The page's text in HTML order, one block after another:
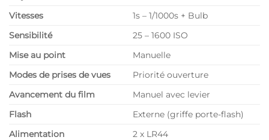
Vitesses
1s – 1/1000s + Bulb
Sensibilité
25 – 1600 ISO
Mise au point
Manuelle
Modes de prises de vues
Priorité ouverture
Avancement du film
Manuel avec levier
Flash
Externe (griffe porte-flash)
Alimentation
2 x LR44